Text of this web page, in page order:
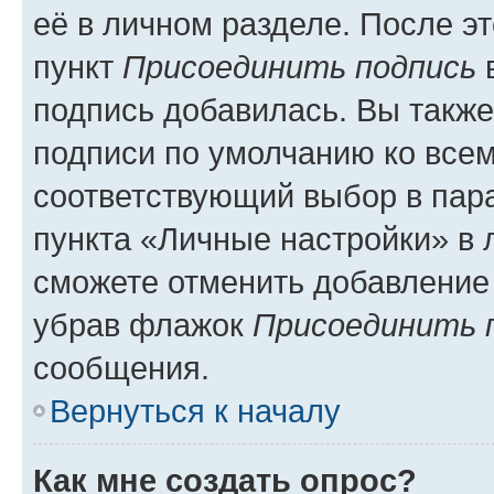
её в личном разделе. После
пункт Присоединить подпись
подпись добавилась. Вы
подписи по умолчанию ко
соответствующий выбор в
пункта «Личные настройки»
сможете отменить
убрав флажок Присоединить
сообщения.
Вернуться к началу
Как мне создать опрос?